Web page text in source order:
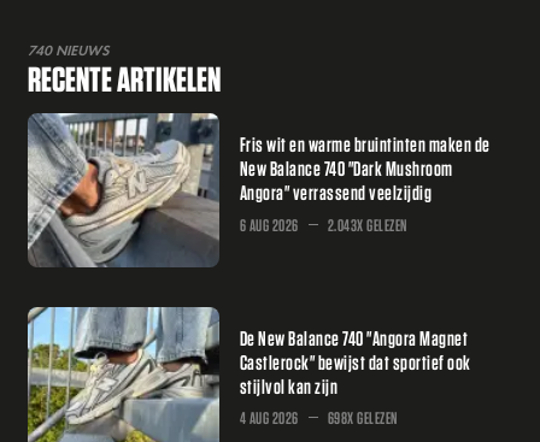
740 NIEUWS
RECENTE ARTIKELEN
Fris wit en warme bruintinten maken de
New Balance 740 "Dark Mushroom
Angora" verrassend veelzijdig
6 AUG 2026 2.043X GELEZEN
De New Balance 740 "Angora Magnet
Castlerock" bewijst dat sportief ook
stijlvol kan zijn
4 AUG 2026 698X GELEZEN